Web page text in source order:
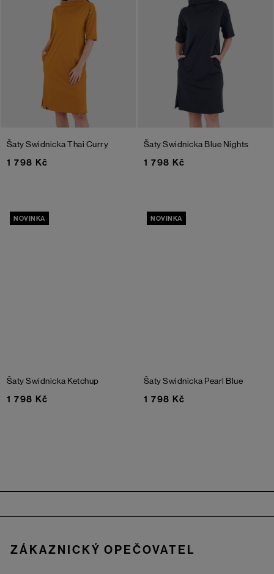
Šaty SwidnickaThai Curry
1 798 Kč
Šaty Swidnicka Blue Nights
1 798 Kč
NOVINKA
Šaty Swidnicka Ketchup
1 798 Kč
NOVINKA
Šaty Swidnicka Pearl Blue
1 798 Kč
ZÁKAZNICKÝ OPEČOVATEL